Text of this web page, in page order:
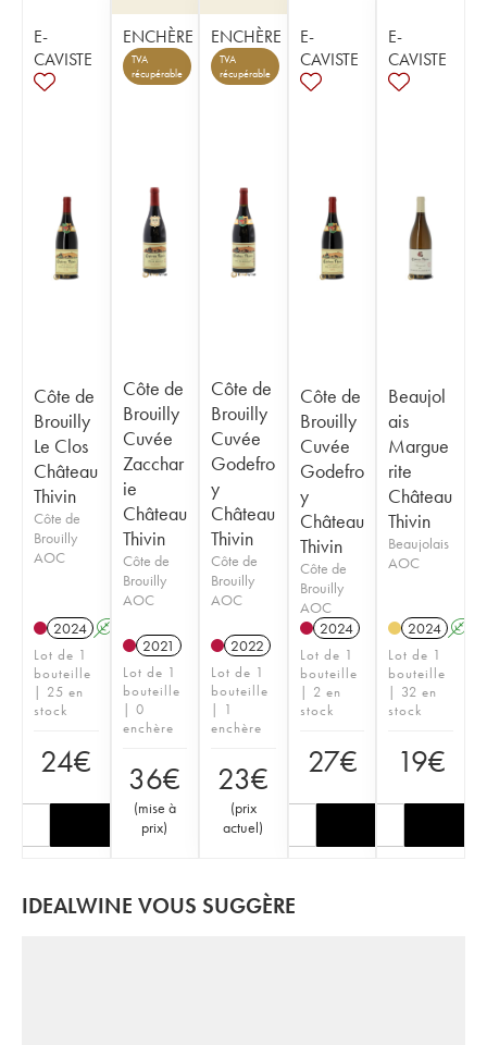
E-
CAVISTE
Côte de
Brouilly
Le Clos
Château
Thivin
Côte de
Brouilly
AOC
2024 A
Lot de 1
bouteille
| 25 en
stock
24€
ENCHÈRE
TVA
récupérable
Côte de
Brouilly
Cuvée
Zacchar
ie
Château
Thivin
Côte de
Brouilly
AOC
2021
Lot de 1
bouteille
| 0
enchère
36€
(mise à
prix)
ENCHÈRE
TVA
récupérable
Côte de
Brouilly
Cuvée
Godefro
y
Château
Thivin
Côte de
Brouilly
AOC
2022
Lot de 1
bouteille
| 1
enchère
23€
(prix
actuel)
E-
CAVISTE
Côte de
Brouilly
Cuvée
Godefro
y
Château
Thivin
Côte de
Brouilly
AOC
2024
Lot de 1
bouteille
| 2 en
stock
27€
E-
CAVISTE
Beaujol
ais
Margue
rite
Château
Thivin
Beaujolais
AOC
2024 A
Lot de 1
bouteille
| 32 en
stock
19€
IDEALWINE VOUS SUGGÈRE